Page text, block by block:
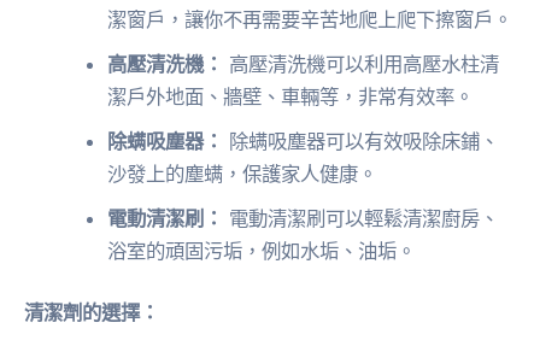
潔窗戶，讓你不再需要辛苦地爬上爬下擦窗戶。
高壓清洗機： 高壓清洗機可以利用高壓水柱清
潔戶外地面、牆壁、車輛等，非常有效率。
除螨吸塵器： 除螨吸塵器可以有效吸除床鋪、
沙發上的塵螨，保護家人健康。
電動清潔刷： 電動清潔刷可以輕鬆清潔廚房、
浴室的頑固污垢，例如水垢、油垢。
清潔劑的選擇：